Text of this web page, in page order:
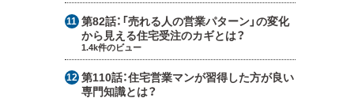
第82話： 「売れる人の営業パターン」の変化
から見える住宅受注のカギとは？
1.4k件のビュー
第110話：住宅営業マンが習得した方が良い
専門知識とは？